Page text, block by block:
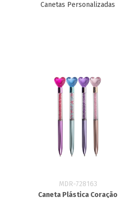
Canetas Personalizadas
MDR-728163
Caneta Plástica Coração